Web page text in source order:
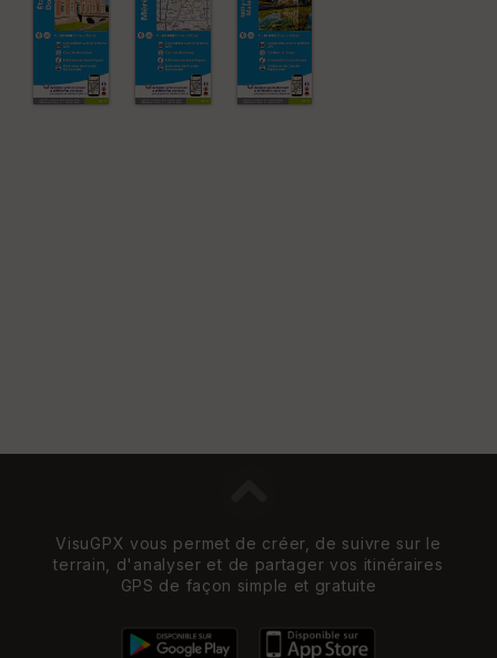
VisuGPX vous permet de créer, de suivre sur le
terrain, d'analyser et de partager vos itinéraires
GPS de façon simple et gratuite